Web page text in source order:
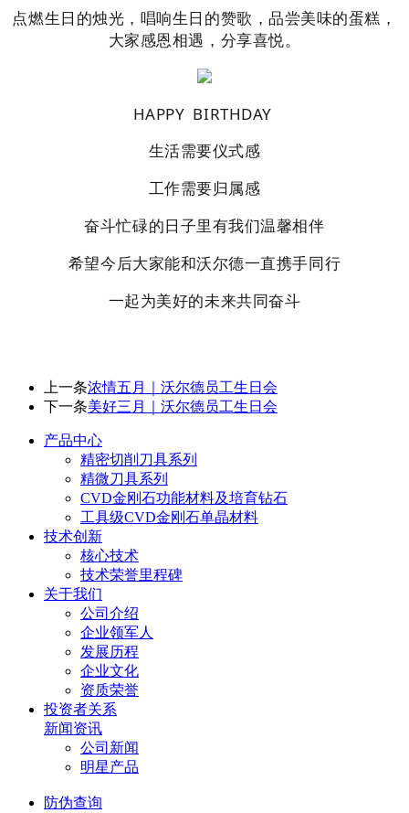
点燃生日的烛光，唱响生日的赞歌，品尝美味的蛋糕，
大家感恩相遇，分享喜悦。
HAPPY BIRTHDAY
生活需要仪式感
工作需要归属感
奋斗忙碌的日子里有我们温馨相伴
希望今后大家能和沃尔德一直携手同行
一起为美好的未来共同奋斗
上一条浓情五月｜沃尔德员工生日会
下一条美好三月｜沃尔德员工生日会
产品中心
精密切削刀具系列
精微刀具系列
CVD金刚石功能材料及培育钻石
工具级CVD金刚石单晶材料
技术创新
核心技术
技术荣誉里程碑
关于我们
公司介绍
企业领军人
发展历程
企业文化
资质荣誉
投资者关系
新闻资讯
公司新闻
明星产品
防伪查询